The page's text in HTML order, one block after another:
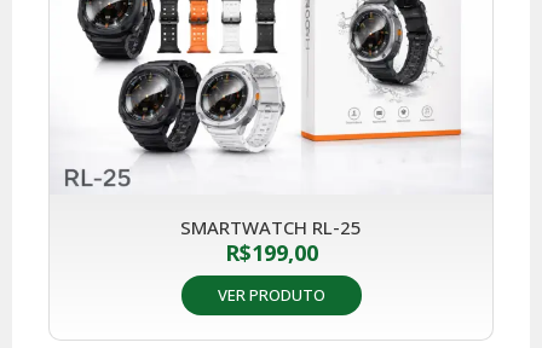
SMARTWATCH RL-25
R$199,00
VER PRODUTO